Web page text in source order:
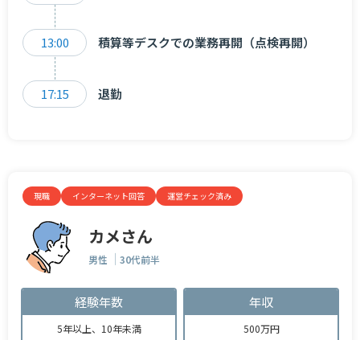
13:00 積算等デスクでの業務再開（点検再開）
17:15 退勤
現職 インターネット回答 運営チェック済み
カメさん
男性 30代前半
経験年数
5年以上、10年未満
年収
500万円